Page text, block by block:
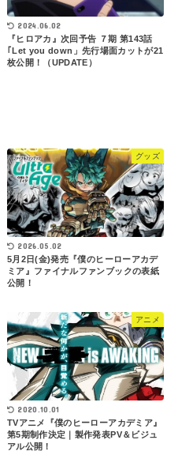
2024.06.02
『ヒロアカ』次回予告 ７期 第143話
｢Let you down」先行場面カットが21
枚公開！（UPDATE）
グッズ
2026.05.02
5月2日(金)発売『僕のヒーローアカデ
ミア』ファイナルファンブックの表紙
公開！
アニメ
2020.10.01
TVアニメ『僕のヒーローアカデミア』
第5期制作決定｜製作発表PV＆ビジュ
アル公開！